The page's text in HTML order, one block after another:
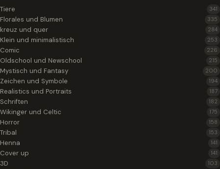
Tiere 341
Florales und Blumen 335
kreuz und quer 284
Klein und minimalistisch 253
Comic 226
Oldschool und Newschool 215
Mystisch und Fantasy 200
Zeichen und Symbole 194
Realistics und Portraits 187
Schriften 182
Wikinger und Celtic 175
Horror 158
Tribal 153
Henna 141
Cover up 141
3D 103